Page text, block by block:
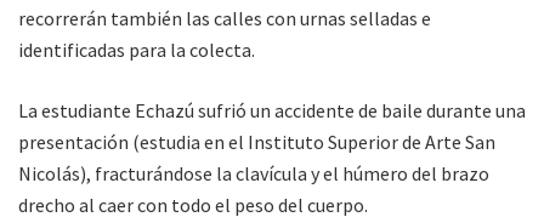
recorrerán también las calles con urnas selladas e
identificadas para la colecta.
La estudiante Echazú sufrió un accidente de baile durante una
presentación (estudia en el Instituto Superior de Arte San
Nicolás), fracturándose la clavícula y el húmero del brazo
drecho al caer con todo el peso del cuerpo.